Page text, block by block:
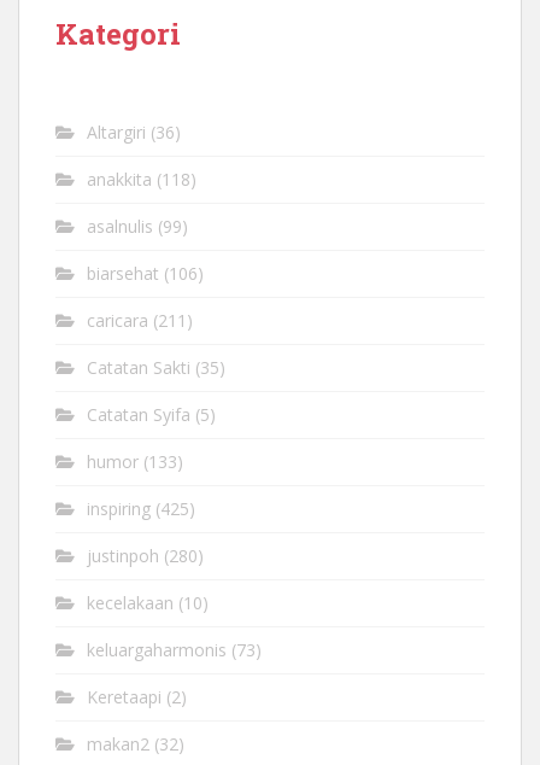
Kategori
Altargiri (36)
anakkita (118)
asalnulis (99)
biarsehat (106)
caricara (211)
Catatan Sakti (35)
Catatan Syifa (5)
humor (133)
inspiring (425)
justinpoh (280)
kecelakaan (10)
keluargaharmonis (73)
Keretaapi (2)
makan2 (32)